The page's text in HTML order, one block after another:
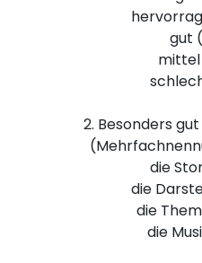
gut
mittel
2. Besonders
die
die
die
die